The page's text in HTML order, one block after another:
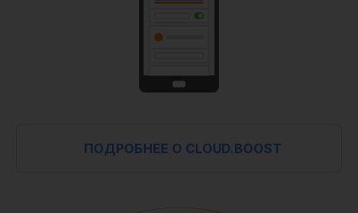
ПОДРОБНЕЕ О CLOUD.BOOST